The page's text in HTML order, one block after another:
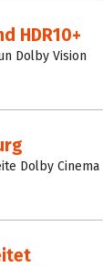
HDR10+
Dolby Vision
Dolby Cinema